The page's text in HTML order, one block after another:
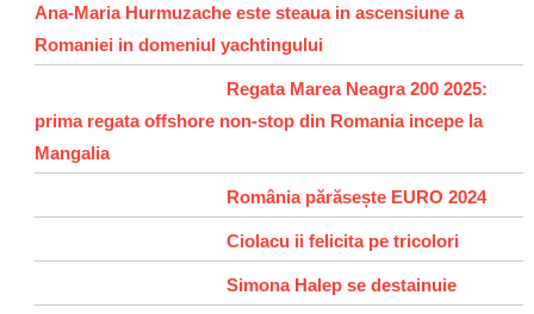
Ana-Maria Hurmuzache este steaua in ascensiune a
Romaniei in domeniul yachtingului
Regata Marea Neagra 200 2025:
prima regata offshore non-stop din Romania incepe la
Mangalia
România părăsește EURO 2024
Ciolacu ii felicita pe tricolori
Simona Halep se destainuie